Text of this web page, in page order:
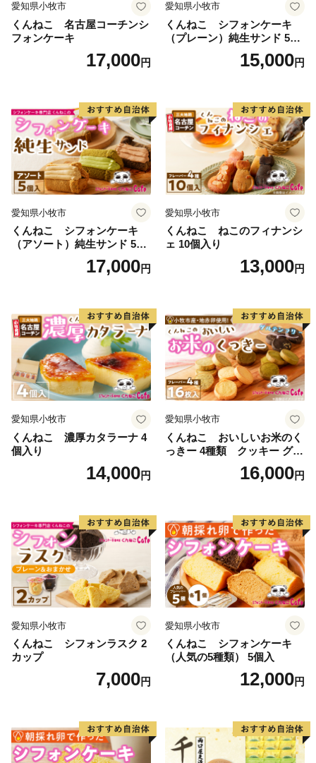
愛知県小牧市
くんねこ 名古屋コーチンシ
フォンケーキ
17,000円
愛知県小牧市
くんねこ シフォンケーキ
（プレーン）純生サンド 5個
15,000円
愛知県小牧市
くんねこ シフォンケーキ
（アソート）純生サンド 5個
17,000円
愛知県小牧市
くんねこ ねこのフィナンシ
ェ 10個入り
13,000円
愛知県小牧市
くんねこ 濃厚カタラーナ 4
個入り
14,000円
愛知県小牧市
くんねこ おいしいお米のく
っきー 4種類 クッキー グル
16,000円
愛知県小牧市
くんねこ シフォンラスク 2
カップ
7,000円
愛知県小牧市
くんねこ シフォンケーキ
（人気の5種類） 5個入
12,000円